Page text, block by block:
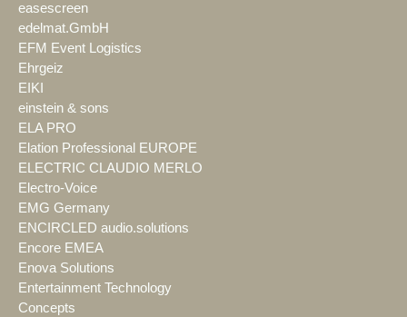
easescreen
edelmat.GmbH
EFM Event Logistics
Ehrgeiz
EIKI
einstein & sons
ELA PRO
Elation Professional EUROPE
ELECTRIC CLAUDIO MERLO
Electro-Voice
EMG Germany
ENCIRCLED audio.solutions
Encore EMEA
Enova Solutions
Entertainment Technology
Concepts